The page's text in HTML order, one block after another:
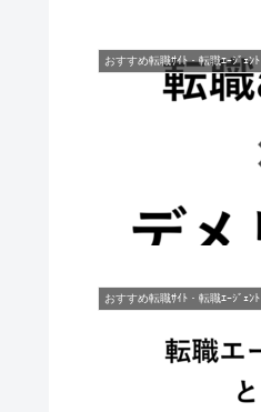
おすすめ転職ｻｲﾄ・転職ｴｰｼﾞｪﾝﾄ
おすすめ転職ｻｲﾄ・転職ｴｰｼﾞｪﾝﾄ